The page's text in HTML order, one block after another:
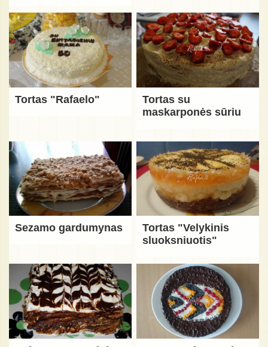
Tortas "Rafaelo"
Tortas su
maskarponės sūriu
Sezamo gardumynas
Tortas "Velykinis
sluoksniuotis"